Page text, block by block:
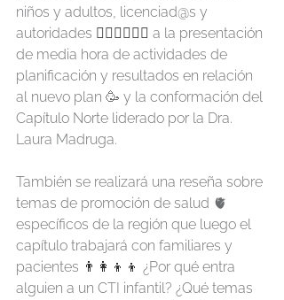
niños y adultos, licenciad@s y
autoridades 👩🏽‍⚕️👨🏻‍⚕️ a la presentación
de media hora de actividades de
planificación y resultados en relación
al nuevo plan 🥳 y la conformación del
Capítulo Norte liderado por la Dra.
Laura Madruga.
También se realizará una reseña sobre
temas de promoción de salud 🫀
específicos de la región que luego el
capítulo trabajará con familiares y
pacientes 👨‍👩‍👦‍👦 ¿Por qué entra
alguien a un CTI infantil? ¿Qué temas